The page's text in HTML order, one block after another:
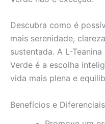
Descubra como é
mais serenidade,
sustentada. A L-
Verde é a escolha
vida mais plena e
Benefícios e Diferenciais